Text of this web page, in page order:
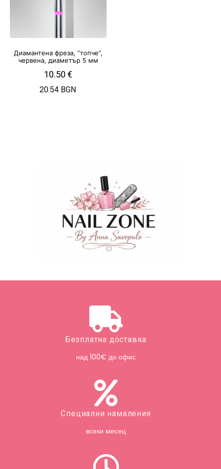
Диамантена фреза, “топче”,
червена, диаметър 5 мм
10.50 €
20.54 BGN
Безплатна доставка
над 100€ до офис
Специални намаления
всеки месец